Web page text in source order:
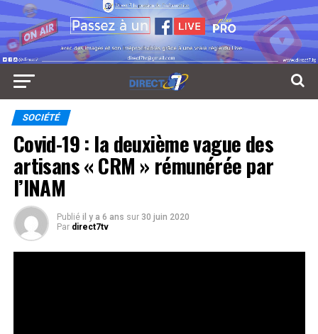
SOCIÉTÉ
Covid-19 : la deuxième vague des
artisans « CRM » rémunérée par
l’INAM
Publié il y a 6 ans sur 30 juin 2020
Par direct7tv